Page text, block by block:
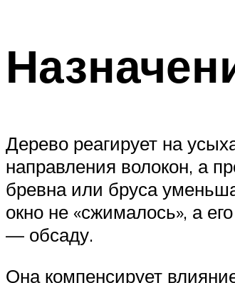
Дерево реагирует на
направления волокон, а
бревна или бруса
окно не «сжималось», а
— обсаду.
Она компенсирует